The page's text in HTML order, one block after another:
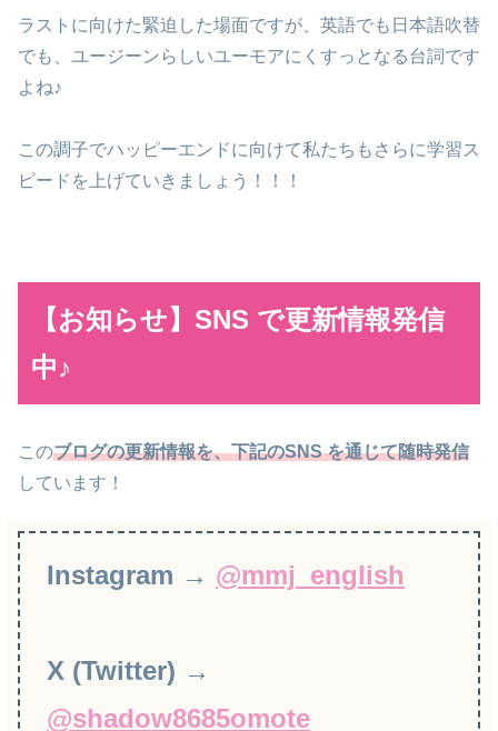
ラストに向けた緊迫した場面ですが、英語でも日本語吹替
でも、ユージーンらしいユーモアにくすっとなる台詞です
よね♪
この調子でハッピーエンドに向けて私たちもさらに学習ス
ピードを上げていきましょう！！！
【お知らせ】SNS で更新情報発信
中♪
このブログの更新情報を、下記のSNS を通じて随時発信
しています！
Instagram → @mmj_english
X (Twitter) →
@shadow8685omote